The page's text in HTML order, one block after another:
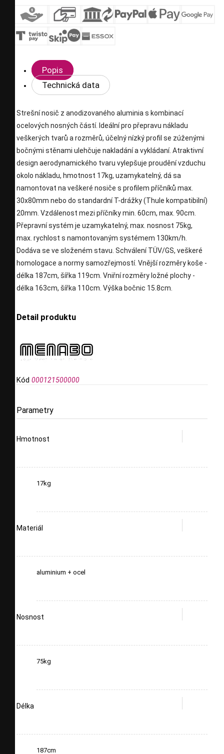
Popis
Technická data
Strešní nosič z anodizovaného aluminia s kombinací
ocelových nosných částí. Ideální pro přepravu nákladu
veškerých tvarů a rozměrů, účelný nízký profil se zúženými
bočnými stěnami ulehčuje nakladání a vykládaní. Atraktivní
design aerodynamického tvaru vylepšuje proudění vzduchu
okolo nákladu, hmotnost 17kg, uzamykatelný, dá sa
namontovat na veškeré nosiče s profilem příčníků max.
30x80mm nebo do standardní T-drážky (Thule kompatibilní)
20mm. Vzdálenost mezi příčníky min. 60cm, max. 90cm.
Přepravní systém je uzamykatelný, max. nosnost 75kg,
max. rychlost s namontovaným systémem 130km/h.
Dodáva se ve složeném stavu. Schválení TÜV/GS, veškeré
homologace a normy samozřejmostí. Vnější rozměry koše -
délka 187cm, šířka 119cm. Vniřní rozměry ložné plochy -
délka 163cm, šířka 110cm. Výška bočnic 15.8cm.
Detail produktu
Kód 000121500000
Parametry
Hmotnost
17kg
Materiál
aluminium + ocel
Nosnost
75kg
Délka
187cm